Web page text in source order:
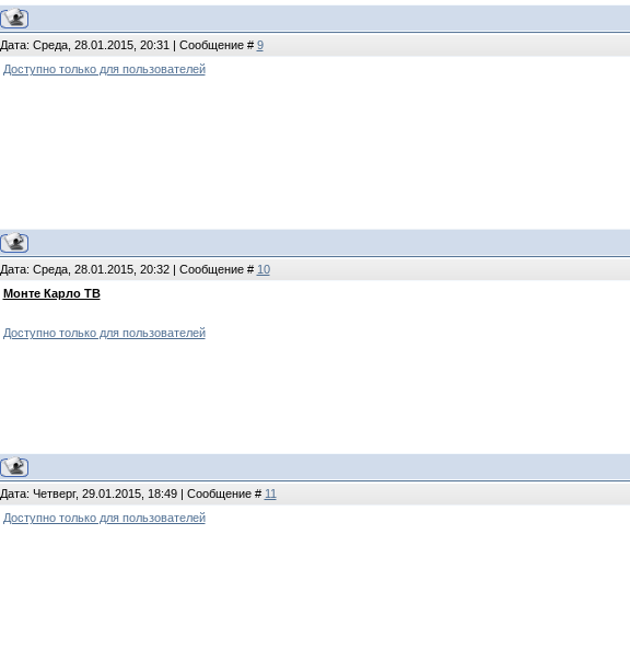
Дата: Среда, 28.01.2015, 20:31 | Сообщение # 9
Доступно только для пользователей
Дата: Среда, 28.01.2015, 20:32 | Сообщение # 10
Монте Карло ТВ
Доступно только для пользователей
Дата: Четверг, 29.01.2015, 18:49 | Сообщение # 11
Доступно только для пользователей